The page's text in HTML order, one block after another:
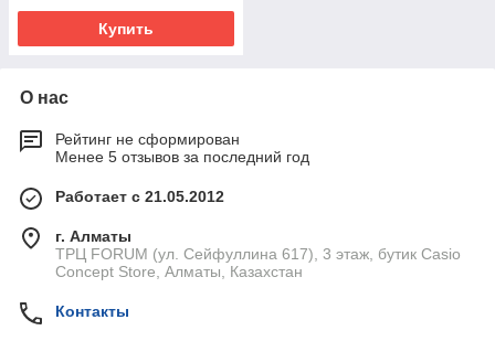
Купить
О нас
Рейтинг не сформирован
Менее 5 отзывов за последний год
Работает с 21.05.2012
г. Алматы
ТРЦ FORUM (ул. Сейфуллина 617), 3 этаж, бутик Casio
Concept Store, Алматы, Казахстан
Контакты